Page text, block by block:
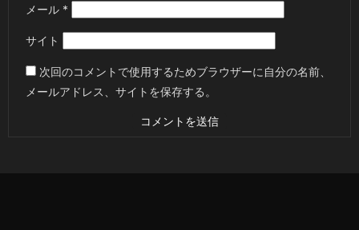
メール *
サイト
次回のコメントで使用するためブラウザーに自分の名前、
メールアドレス、サイトを保存する。